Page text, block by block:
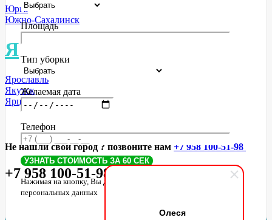
Олеся
Юрга
Южно-Сахалинск
Я
Ярославль
Якутск
Ярцево
Не нашли свой город ? позвоните нам +7 958 100-51-98
+7 958 100-51-98
Площадь
Тип уборки
Желаемая дата
Телефон
Нажимая на кнопку, Вы даете согласие на обработку своих
персональных данных